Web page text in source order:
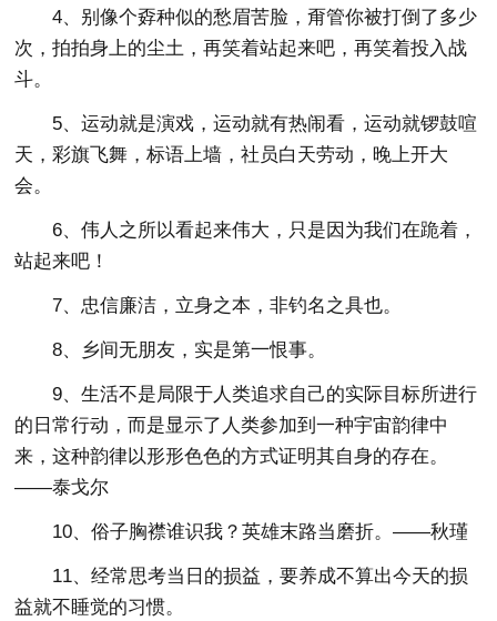
4、别像个孬种似的愁眉苦脸，甭管你被打倒了多少
次，拍拍身上的尘土，再笑着站起来吧，再笑着投入战
斗。
5、运动就是演戏，运动就有热闹看，运动就锣鼓喧
天，彩旗飞舞，标语上墙，社员白天劳动，晚上开大
会。
6、伟人之所以看起来伟大，只是因为我们在跪着，
站起来吧！
7、忠信廉洁，立身之本，非钓名之具也。
8、乡间无朋友，实是第一恨事。
9、生活不是局限于人类追求自己的实际目标所进行
的日常行动，而是显示了人类参加到一种宇宙韵律中
来，这种韵律以形形色色的方式证明其自身的存在。
——泰戈尔
10、俗子胸襟谁识我？英雄末路当磨折。——秋瑾
11、经常思考当日的损益，要养成不算出今天的损
益就不睡觉的习惯。